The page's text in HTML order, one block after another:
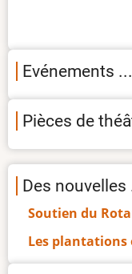
Evénements ...
Pièces de
Des nouvelles
Soutien du
Les plantations